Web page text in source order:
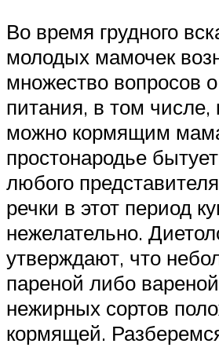
Во время грудного
молодых мамочек
множество вопросов
питания, в том
можно кормящим
простонародье
любого
речки в этот период
нежелательно.
утверждают, что
пареной либо
нежирных сортов
кормящей.